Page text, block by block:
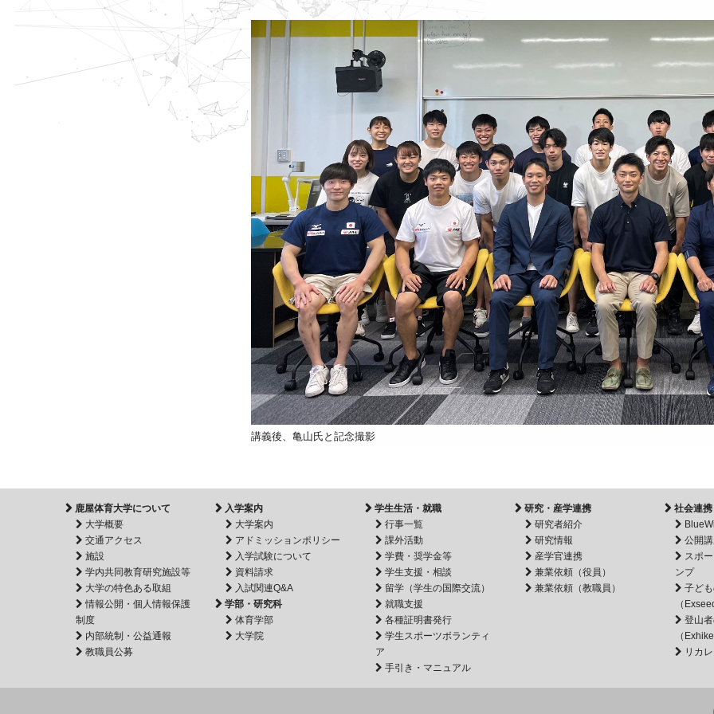
講義後、亀山氏と記念撮影
鹿屋体育大学について
大学概要
交通アクセス
施設
学内共同教育研究施設等
大学の特色ある取組
情報公開・個人情報保護
制度
内部統制・公益通報
教職員公募
入学案内
大学案内
アドミッションポリシー
入学試験について
資料請求
入試関連Q&A
学部・研究科
体育学部
大学院
学生生活・就職
行事一覧
課外活動
学費・奨学金等
学生支援・相談
留学（学生の国際交流）
就職支援
各種証明書発行
学生スポーツボランティ
ア
手引き・マニュアル
研究・産学連携
研究者紹介
研究情報
産学官連携
兼業依頼（役員）
兼業依頼（教職員）
社会連携
公開
スポ
ンプ
子ど
（
登山
（
リカ